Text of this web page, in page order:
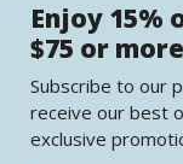
Enjoy 15%
$75 or more
Subscribe to our
receive our best
exclusive